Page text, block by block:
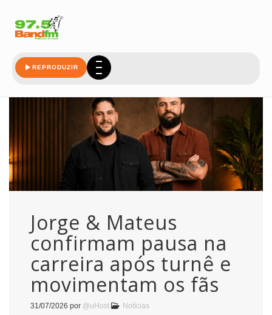
REPRODUZIR
Jorge & Mateus
confirmam pausa na
carreira após turnê e
movimentam os fãs
31/07/2026 por @uHost Notícias